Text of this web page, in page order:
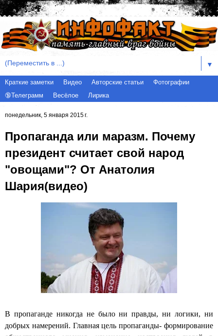
▼
Краткие заметки Видео Авторские статьи
Фотографии
🔞Телеграмм
Весёлое Лирика
понедельник, 5 января 2015 г.
Пропаганда или маразм. Почему
президент считает свой народ
"овощами"? От Анатолия
Шария(видео)
В пропаганде никогда не было ни правды, ни логики, ни
добрых намерений. Главная цель пропаганды- формирование